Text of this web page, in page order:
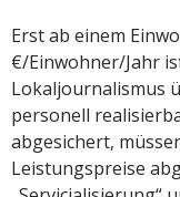
Erst ab einem
€/Einwohner/Jahr
Lokaljournalismus
personell
abgesichert,
Leistungspreise